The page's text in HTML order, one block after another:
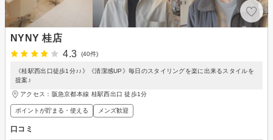
NYNY 桂店
4.3
(40件)
《桂駅西出口徒歩1分♪♪》《清潔感UP》毎日のスタイリングを楽に出来るスタイルを
提案♪
アクセス：阪急京都本線 桂駅西出口 徒歩1分
ポイントが貯まる・使える メンズ歓迎
口コミ